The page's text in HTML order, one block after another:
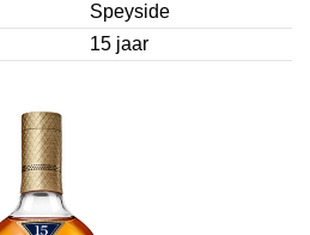
Speyside
15 jaar